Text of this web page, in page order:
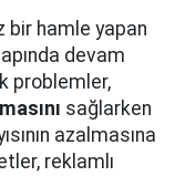
bir hamle yapan
devam
problemler,
sağlarken
azalmasına
reklamlı